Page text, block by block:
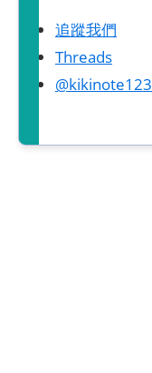
追蹤我們
Threads
@kikinote123